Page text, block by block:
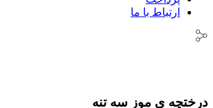
ارتباط با ما
درختچه ی موز سه تنه